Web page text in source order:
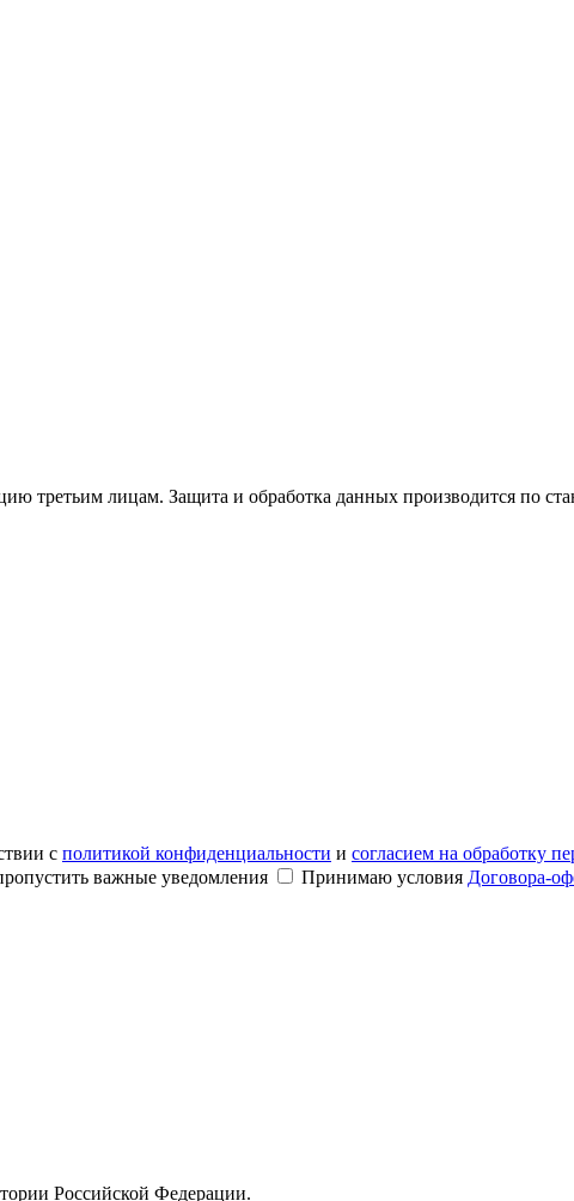
лицам. Защита и обработка данных производится по
с политикой конфиденциальности и согласием на обработку
важные уведомления Принимаю условия Договора-
Российской Федерации.